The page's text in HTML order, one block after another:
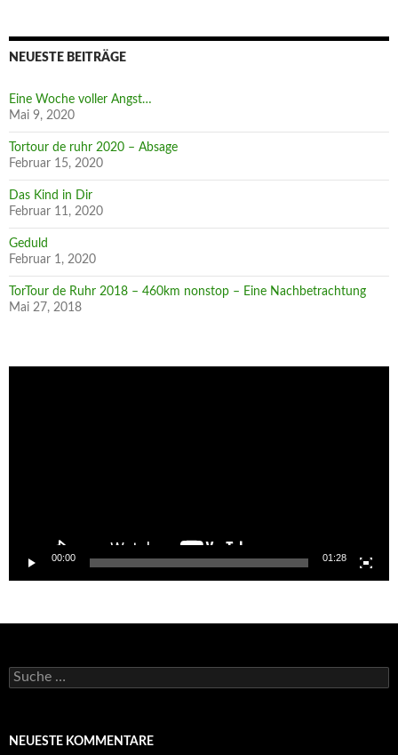
NEUESTE BEITRÄGE
Eine Woche voller Angst…
Mai 9, 2020
Tortour de ruhr 2020 – Absage
Februar 15, 2020
Das Kind in Dir
Februar 11, 2020
Geduld
Februar 1, 2020
TorTour de Ruhr 2018 – 460km nonstop – Eine Nachbetrachtung
Mai 27, 2018
00:00 01:28
Suche
nach:
NEUESTE KOMMENTARE